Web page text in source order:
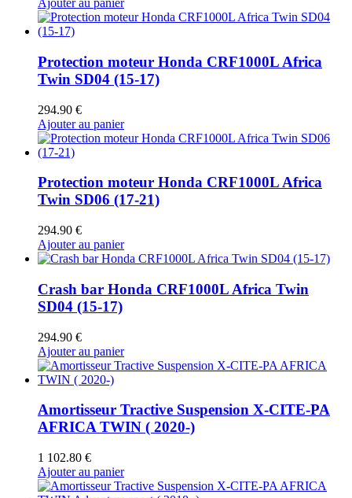
Ajouter au panier
Protection moteur Honda CRF1000L Africa
Twin SD04 (15-17)
294.90 €
Ajouter au panier
Protection moteur Honda CRF1000L Africa
Twin SD06 (17-21)
294.90 €
Ajouter au panier
Crash bar Honda CRF1000L Africa Twin
SD04 (15-17)
294.90 €
Ajouter au panier
Amortisseur Tractive Suspension X-CITE-PA
AFRICA TWIN ( 2020-)
1 102.80 €
Ajouter au panier